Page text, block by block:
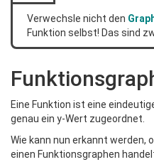
Verwechsle nicht den
Funktion selbst! Das sind
Eine Funktion ist eine
genau ein y-Wert zugeordnet.
Wie kann nun erkannt werden,
einen Funktionsgraphen